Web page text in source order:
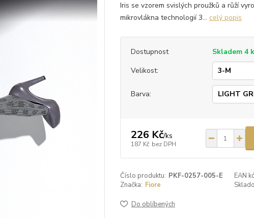
Iris se vzorem svislých proužků a růží
mikrovlákna technologií 3... celý popis
Dostupnost
Skladem 4
Velikost:
Barva:
226 Kč/ks
187 Kč bez DPH
Číslo produktu: PKF-0257-005-E EAN
Značka: Fiore
Do oblíbených